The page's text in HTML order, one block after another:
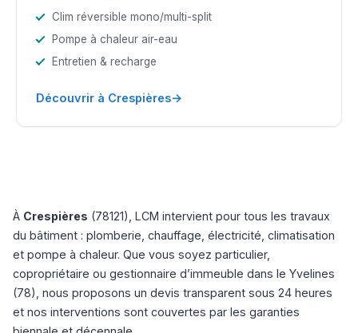
Clim réversible mono/multi-split
Pompe à chaleur air-eau
Entretien & recharge
Découvrir à Crespières→
À Crespières (78121), LCM intervient pour tous les travaux
du bâtiment : plomberie, chauffage, électricité, climatisation
et pompe à chaleur. Que vous soyez particulier,
copropriétaire ou gestionnaire d’immeuble dans le Yvelines
(78), nous proposons un devis transparent sous 24 heures
et nos interventions sont couvertes par les garanties